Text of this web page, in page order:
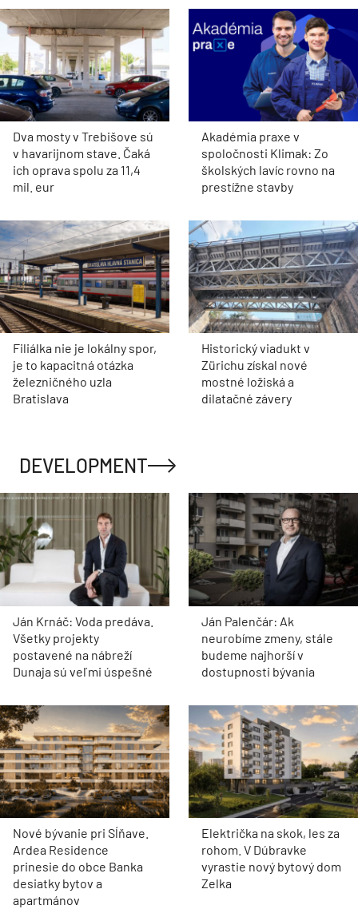
Dva mosty v Trebišove sú
v havarijnom stave. Čaká
ich oprava spolu za 11,4
mil. eur
Akadémia praxe v
spoločnosti Klimak: Zo
školských lavíc rovno na
prestížne stavby
Filiálka nie je lokálny spor,
je to kapacitná otázka
železničného uzla
Bratislava
Historický viadukt v
Zürichu získal nové
mostné ložiská a
dilatačné závery
DEVELOPMENT
Ján Krnáč: Voda predáva.
Všetky projekty
postavené na nábreží
Dunaja sú veľmi úspešné
Ján Palenčár: Ak
neurobíme zmeny, stále
budeme najhorší v
dostupnosti bývania
Nové bývanie pri Sĺňave.
Ardea Residence
prinesie do obce Banka
desiatky bytov a
apartmánov
Električka na skok, les za
rohom. V Dúbravke
vyrastie nový bytový dom
Zelka